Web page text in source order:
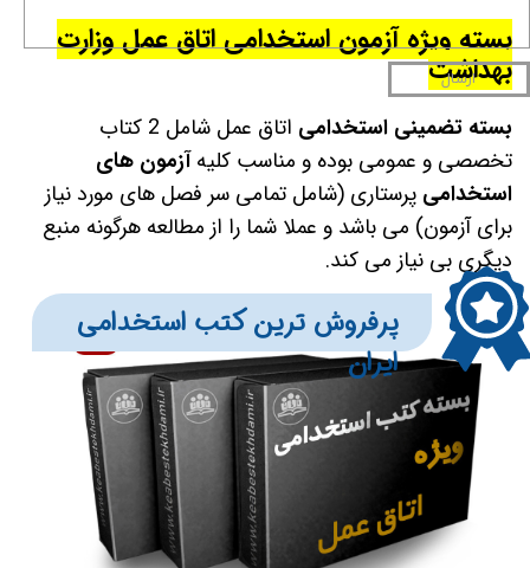
بسته ویژه آزمون استخدامیاتاق عمل وزارت
بهداشت
بسته تضمینی استخدامی
اتاق عمل شامل 2 کتاب
تخصصی و عمومی بوده و مناسب کلیهآزمون های
استخدامی پرستاری (شامل تمامی سر فصل های مورد نیاز
برای آزمون) می باشد و عملا شما را از مطالعه هرگونه منبع
دیگری بی نیاز می کند.
ارسال
​​​پرفروش ترین کتب استخدامی
ایران